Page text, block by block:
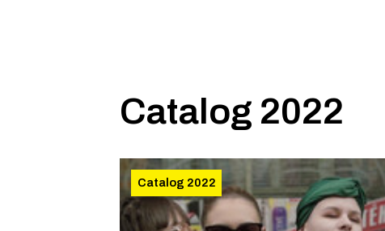
Catalog 2022
Catalog 2022